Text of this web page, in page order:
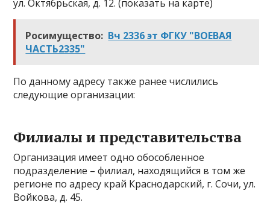
ул. Октябрьская, д. 12. (показать на карте)
Росимущество: Вч 2336 эт ФГКУ "ВОЕВАЯ
ЧАСТЬ2335"
По данному адресу также ранее числились
следующие организации:
Филиалы и представительства
Организация имеет одно обособленное
подразделение – филиал, находящийся в том же
регионе по адресу край Краснодарский, г. Сочи, ул.
Войкова, д. 45.